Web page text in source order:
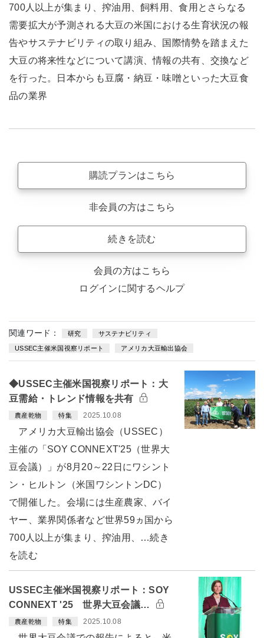
700人以上が集まり、搾油用、飼料用、食用とさらなる
需要拡大が予測される大豆の米国における生育状況の報
告やサステナビリティの取り組み、国際情勢を踏まえた
大豆の将来性などについて講演、情報の共有、交換など
を行った。日本からも豆腐・納豆・味噌といった大豆食
品の業界
購読プランはこちら
非会員の方はこちら
続きを読む
会員の方はこちら
ログインに関するヘルプ
関連ワード： 研究 サステナビリティ
USSEC主催米国視察リポート アメリカ大豆輸出協会
◆USSEC主催米国視察リポート：大
豆需給・トレンド情報を共有
農産乾物 特集 2025.10.08
アメリカ大豆輸出協会（USSEC）
主催の「SOY CONNEXT'25（世界大
豆会議）」が8月20～22日にワシント
ン・ヒルトン（米国ワシントンDC）
で開催した。会場には生産農家、バイ
ヤー、業界関係者など世界59ヵ国から
700人以上が集まり、搾油用、…続き
を読む
USSEC主催米国視察リポート：SOY
CONNEXT '25 世界大豆会議…
農産乾物 特集 2025.10.08